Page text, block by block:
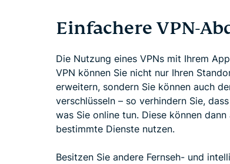
Einfachere VPN-
Die Nutzung eines VPNs mit Ihrem
VPN können Sie nicht nur Ihren
erweitern, sondern Sie können auch
verschlüsseln – so verhindern Sie,
was Sie online tun. Diese können
bestimmte Dienste nutzen.
Besitzen Sie andere Fernseh- und